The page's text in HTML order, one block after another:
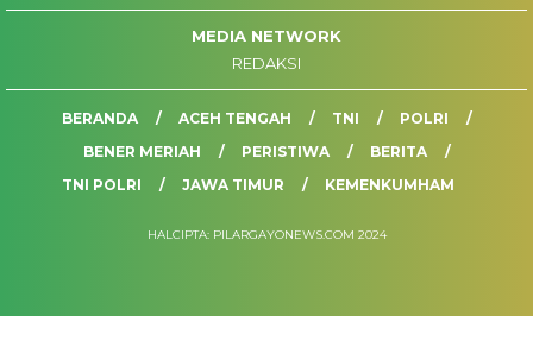
MEDIA NETWORK
REDAKSI
BERANDA ACEH TENGAH TNI
POLRI
BENER MERIAH
PERISTIWA
BERITA
TNI POLRI
JAWA TIMUR KEMENKUMHAM
HALCIPTA: PILARGAYONEWS.COM 2024